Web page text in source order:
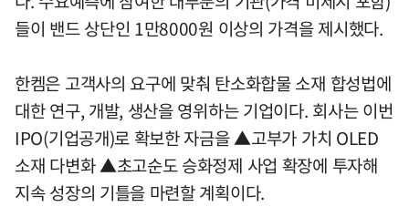
들이 밴드 상단인 1만8000원 이상의 가격을 제시했다.
한켐은 고객사의 요구에 맞춰 탄소화합물 소재 합성법에
대한 연구, 개발, 생산을 영위하는 기업이다. 회사는 이번
IPO(기업공개)로 확보한 자금을 ▲고부가 가치 OLED
소재 다변화 ▲초고순도 승화정제 사업 확장에 투자해
지속 성장의 기틀을 마련할 계획이다.